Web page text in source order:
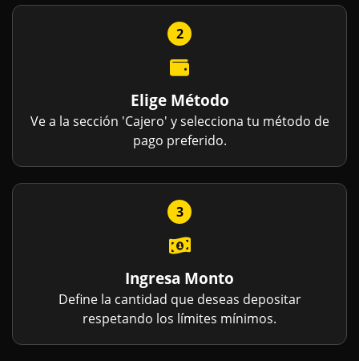
2
Elige Método
Ve a la sección 'Cajero' y selecciona tu método de
pago preferido.
3
Ingresa Monto
Define la cantidad que deseas depositar
respetando los límites mínimos.